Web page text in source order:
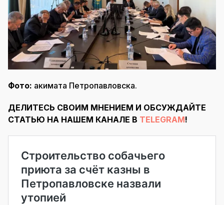
Фото: акимата Петропавловска.
ДЕЛИТЕСЬ СВОИМ МНЕНИЕМ И ОБСУЖДАЙТЕ
СТАТЬЮ НА НАШЕМ КАНАЛЕ В TELEGRAM!